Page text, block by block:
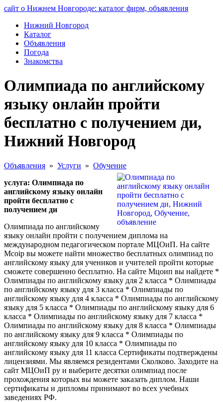
сайт о Нижнем Новгороде: каталог фирм, объявления
Нижний Новгород
Каталог
Объявления
Погода
Знакомства
Олимпиада по английскому
языку онлайн пройти
бесплатно с получением ди,
Нижний Новгород
Объявления » Услуги » Обучение
услуга: Олимпиада по
английскому языку онлайн
пройти бесплатно с
получением ди
Олимпиада по английскому
языку онлайн пройти с получением диплома на
международном педагогическом портале МЦОиП. На сайте
Mcoip вы можете найти множество бесплатных олимпиад по
английскому языку для учеников и учителей пройти которые
сможете совершенно бесплатно. На сайте Мцоип вы найдете *
Олимпиады по английскому языку для 2 класса * Олимпиады
по английскому языку для 3 класса * Олимпиады по
английскому языку для 4 класса * Олимпиады по английскому
языку для 5 класса * Олимпиады по английскому языку для 6
класса * Олимпиады по английскому языку для 7 класса *
Олимпиады по английскому языку для 8 класса * Олимпиады
по английскому языку для 9 класса * Олимпиады по
английскому языку для 10 класса * Олимпиады по
английскому языку для 11 класса Сертификаты подтверждены
лицензиями. Мы являемся резидентами Сколково. Заходите на
сайт МЦОиП ру и выберите десятки олимпиад после
прохождения которых вы можете заказать диплом. Наши
сертификаты и дипломы принимают во всех учебных
заведениях РФ.